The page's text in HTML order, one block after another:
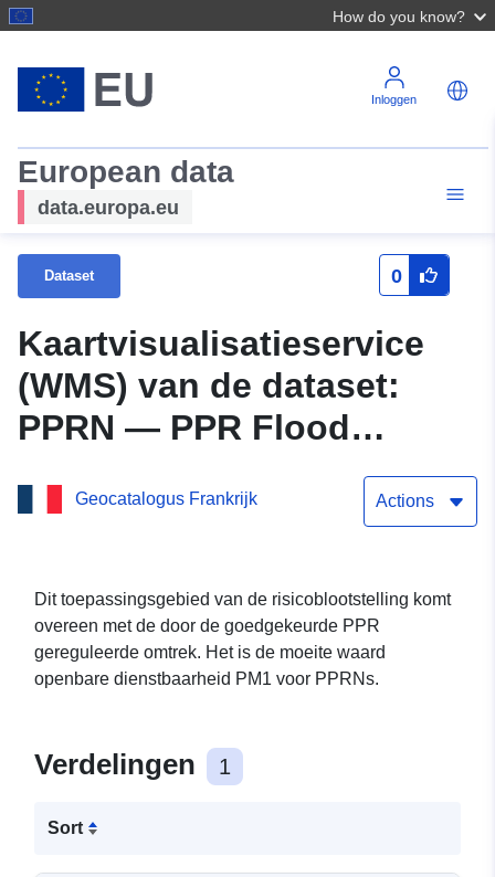
How do you know?
Inloggen
European data
data.europa.eu
Dataset 0
Kaartvisualisatieservice
(WMS) van de dataset:
PPRN — PPR Flood
Perimeter — MONT-SAINT-
MARTIN (54382)
Geocatalogus Frankrijk Actions
Dit toepassingsgebied van de risicoblootstelling komt
overeen met de door de goedgekeurde PPR
gereguleerde omtrek. Het is de moeite waard
openbare dienstbaarheid PM1 voor PPRNs.
Verdelingen 1
Sort